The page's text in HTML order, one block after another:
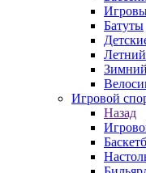
Батуты
Игровой
Назад